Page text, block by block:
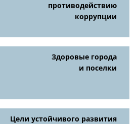
противодействию
коррупции
Здоровые города
и поселки
Цели устойчивого развития